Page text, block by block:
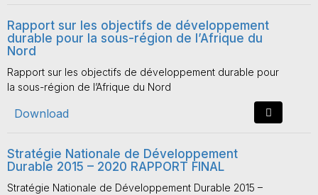
Rapport sur les objectifs de développement
durable pour la sous-région de l’Afrique du
Nord
Rapport sur les objectifs de développement durable pour
la sous-région de l’Afrique du Nord
Download
Stratégie Nationale de Développement
Durable 2015 – 2020 RAPPORT FINAL
Stratégie Nationale de Développement Durable 2015 –